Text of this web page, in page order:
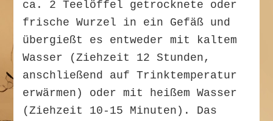
ca. 2 Teelöffel getrocknete oder
frische Wurzel in ein Gefäß und
übergießt es entweder mit kaltem
Wasser (Ziehzeit 12 Stunden,
anschließend auf Trinktemperatur
erwärmen) oder mit heißem Wasser
(Ziehzeit 10-15 Minuten). Das